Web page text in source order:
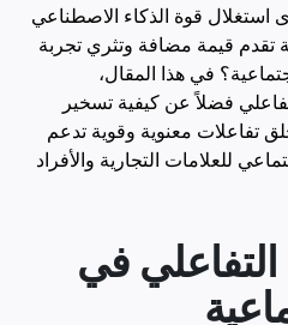
استغلال قوة الذكاء الاصطناعي
تقدم قيمة مضافة وتثري تجربة
في هذا المقال،
فضلاً عن كيفية تسخير
تفاعلات معنوية وقوية تدعم
للعلامات التجارية والأفراد
في